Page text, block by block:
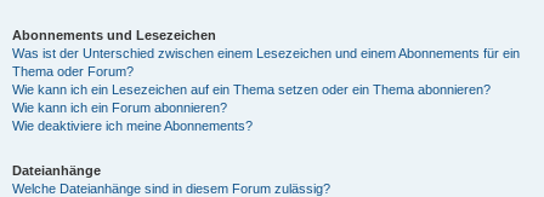
Abonnements und Lesezeichen
Was ist der Unterschied zwischen einem Lesezeichen und einem Abonnements für ein
Thema oder Forum?
Wie kann ich ein Lesezeichen auf ein Thema setzen oder ein Thema abonnieren?
Wie kann ich ein Forum abonnieren?
Wie deaktiviere ich meine Abonnements?
Dateianhänge
Welche Dateianhänge sind in diesem Forum zulässig?